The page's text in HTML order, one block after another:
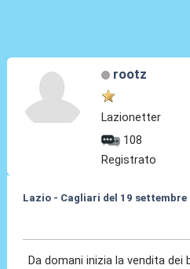
rootz
Lazionetter
108
Registrato
Lazio - Cagliari del 19 settembre
Da domani inizia la vendita